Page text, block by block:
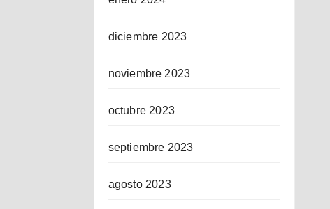
diciembre 2023
noviembre 2023
octubre 2023
septiembre 2023
agosto 2023